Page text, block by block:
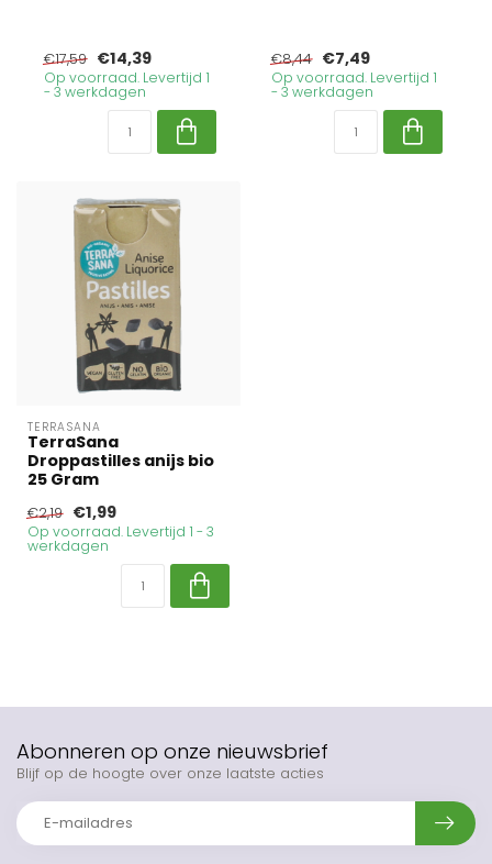
€17,59 €14,39
Op voorraad. Levertijd 1
- 3 werkdagen
€8,44 €7,49
Op voorraad. Levertijd 1
- 3 werkdagen
TERRASANA
TerraSana
Droppastilles anijs bio
25 Gram
€2,19 €1,99
Op voorraad. Levertijd 1 - 3
werkdagen
Abonneren op onze nieuwsbrief
Blijf op de hoogte over onze laatste acties